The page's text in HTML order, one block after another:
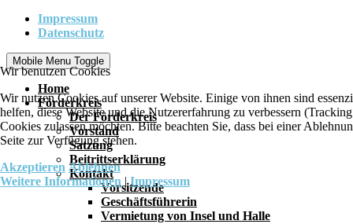
Impressum
Datenschutz
Mobile Menu Toggle
Home
Förderkreis
Der Förderkreis
Vorstand
Satzung
Beitrittserklärung
Kontakt
Vorsitzende
Geschäftsführerin
Vermietung von Insel und Halle
Wir benutzen Cookies
Wir nutzen Cookies auf unserer Website. Einige von ihnen sind
helfen, diese Website und die Nutzererfahrung zu verbessern
Cookies zulassen möchten. Bitte beachten Sie, dass bei einer
Seite zur Verfügung stehen.
Akzeptieren Ablehnen
Weitere Informationen |Impressum